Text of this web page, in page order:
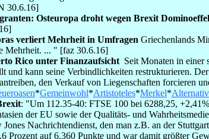
30.6.16]
Osteuropa droht wegen Brexit
verliert Mehrheit in Umfragen Griechenlands
Mehrheit. ... " [faz 30.6.16]
Rico unter Finanzaufsicht Seit Monaten in einer
und kann seine Verbindlichkeiten restrukturieren.
den Verkauf von Liegenschaften forcieren
*Gemeinwohl*Artistoteles*Merkel*
: "Um 112.35-40: FTSE 100 bei 6288,25,
der EU sowie der Qualitäts- und
Nachrichtendienst, den man z.B. an der
Prozent auf 6.360 Punkte und war damit größter